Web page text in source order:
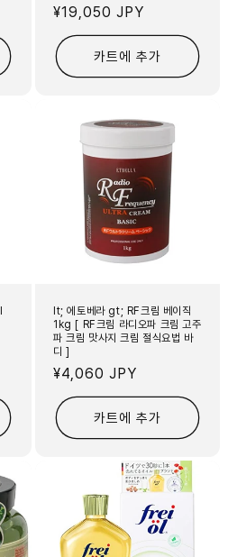
정
가
¥19,050 JPY
카트에 추가
lt; 에토베라 gt; RF크림 베이직
1kg [ RF크림 라디오파 크림 고주
파 크림 맛사지 크림 절식요법 바
디 ]
정
가
¥4,060 JPY
카트에 추가